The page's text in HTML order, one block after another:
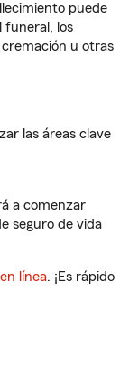
puede
funeral, los
u otras
las áreas clave
a comenzar
seguro de vida
línea. ¡Es rápido